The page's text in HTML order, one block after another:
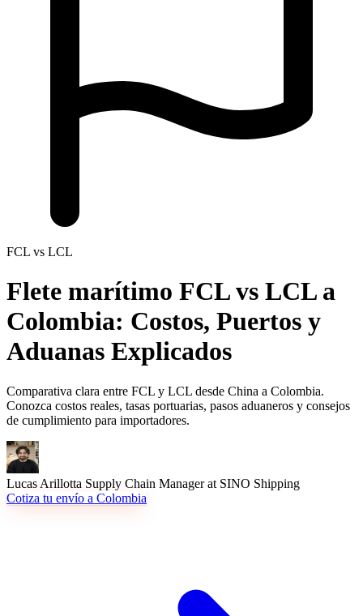
FCL vs LCL
Flete marítimo FCL vs LCL a
Colombia: Costos, Puertos y
Aduanas Explicados
Comparativa clara entre FCL y LCL desde China a Colombia.
Conozca costos reales, tasas portuarias, pasos aduaneros y consejos
de cumplimiento para importadores.
Lucas Arillotta Supply Chain Manager at SINO Shipping
Cotiza tu envío a Colombia